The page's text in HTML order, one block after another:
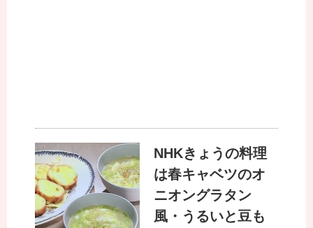
NHKきょうの料理
は春キャベツのオ
ニオングラタン
風・うるいと豆も